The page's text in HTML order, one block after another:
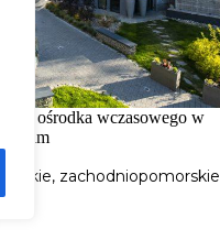
ośrodka wczasowego w
, zachodniopomorskie